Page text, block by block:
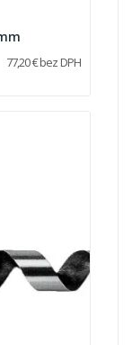
77,20 € bez DPH